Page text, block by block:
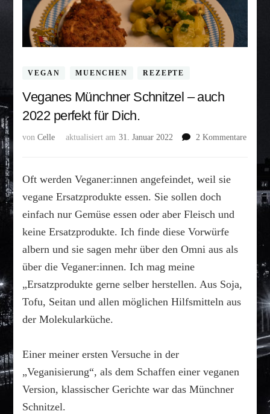
VEGAN MUENCHEN REZEPTE
Veganes Münchner Schnitzel – auch
2022 perfekt für Dich.
vonCelle aktualisiert am 31. Januar 2022 2 Kommentarezu
auch
Oft werden Veganer:innen angefeindet, weil sie
vegane Ersatzprodukte essen. Sie sollen doch
einfach nur Gemüse essen oder aber Fleisch und
keine Ersatzprodukte. Ich finde diese Vorwürfe
albern und sie sagen mehr über den Omni aus als
über die Veganer:innen. Ich mag meine
„Ersatzprodukte gerne selber herstellen. Aus Soja,
Tofu, Seitan und allen möglichen Hilfsmitteln aus
der Molekularküche.
Einer meiner ersten Versuche in der
„Veganisierung“, als dem Schaffen einer veganen
Version, klassischer Gerichte war das Münchner
Schnitzel.